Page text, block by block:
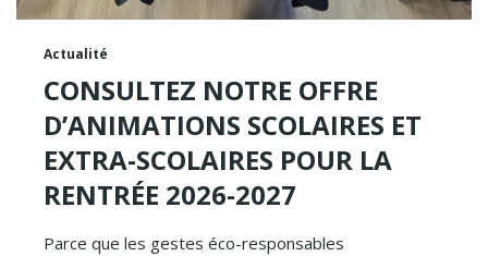
Actualité
CONSULTEZ NOTRE OFFRE
D’ANIMATIONS SCOLAIRES ET
EXTRA-SCOLAIRES POUR LA
RENTRÉE 2026-2027
Parce que les gestes éco-responsables